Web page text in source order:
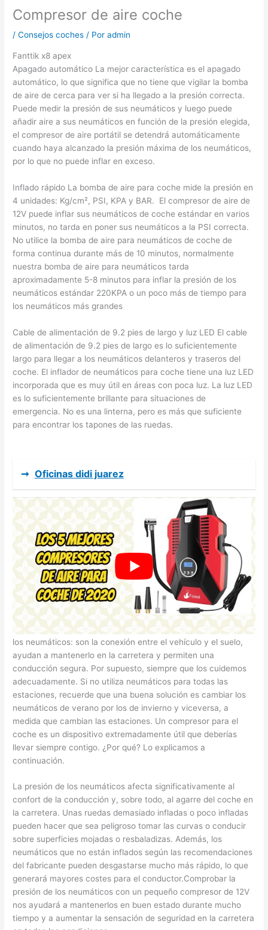
Compresor de aire coche
/Consejos coches / Poradmin
Fanttik x8 apex
Apagado automático La mejor característica es el apagado
automático, lo que significa que no tiene que vigilar la bomba
de aire de cerca para ver si ha llegado a la presión correcta.
Puede medir la presión de sus neumáticos y luego puede
añadir aire a sus neumáticos en función de la presión elegida,
el compresor de aire portátil se detendrá automáticamente
cuando haya alcanzado la presión máxima de los neumáticos,
por lo que no puede inflar en exceso.
Inflado rápido La bomba de aire para coche mide la presión en
4 unidades: Kg/cm², PSI, KPA y BAR. El compresor de aire de
12V puede inflar sus neumáticos de coche estándar en varios
minutos, no tarda en poner sus neumáticos a la PSI correcta.
No utilice la bomba de aire para neumáticos de coche de
forma continua durante más de 10 minutos, normalmente
nuestra bomba de aire para neumáticos tarda
aproximadamente 5-8 minutos para inflar la presión de los
neumáticos estándar 220KPA o un poco más de tiempo para
los neumáticos más grandes
Cable de alimentación de 9.2 pies de largo y luz LED El cable
de alimentación de 9.2 pies de largo es lo suficientemente
largo para llegar a los neumáticos delanteros y traseros del
coche. El inflador de neumáticos para coche tiene una luz LED
incorporada que es muy útil en áreas con poca luz. La luz LED
es lo suficientemente brillante para situaciones de
emergencia. No es una linterna, pero es más que suficiente
para encontrar los tapones de las ruedas.
➞ Oficinas didi juarez
Inflador de neumáticos portátil
Uno de los elementos más importantes de cualquier coche son
los neumáticos: son la conexión entre el vehículo y el suelo,
ayudan a mantenerlo en la carretera y permiten una
conducción segura. Por supuesto, siempre que los cuidemos
adecuadamente. Si no utiliza neumáticos para todas las
estaciones, recuerde que una buena solución es cambiar los
neumáticos de verano por los de invierno y viceversa, a
medida que cambian las estaciones. Un compresor para el
coche es un dispositivo extremadamente útil que deberías
llevar siempre contigo. ¿Por qué? Lo explicamos a
continuación.
La presión de los neumáticos afecta significativamente al
confort de la conducción y, sobre todo, al agarre del coche en
la carretera. Unas ruedas demasiado infladas o poco infladas
pueden hacer que sea peligroso tomar las curvas o conducir
sobre superficies mojadas o resbaladizas. Además, los
neumáticos que no están inflados según las recomendaciones
del fabricante pueden desgastarse mucho más rápido, lo que
generará mayores costes para el conductor.Comprobar la
presión de los neumáticos con un pequeño compresor de 12V
nos ayudará a mantenerlos en buen estado durante mucho
tiempo y a aumentar la sensación de seguridad en la carretera